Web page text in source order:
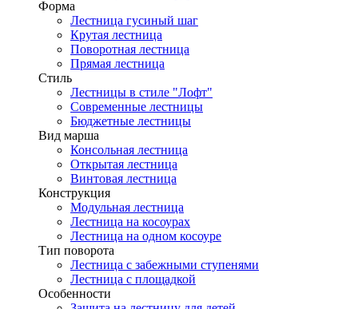
Форма
Лестница гусиный шаг
Крутая лестница
Поворотная лестница
Прямая лестница
Стиль
Лестницы в стиле "Лофт"
Современные лестницы
Бюджетные лестницы
Вид марша
Консольная лестница
Открытая лестница
Винтовая лестница
Конструкция
Модульная лестница
Лестница на косоурах
Лестница на одном косоуре
Тип поворота
Лестница с забежными ступенями
Лестница с площадкой
Особенности